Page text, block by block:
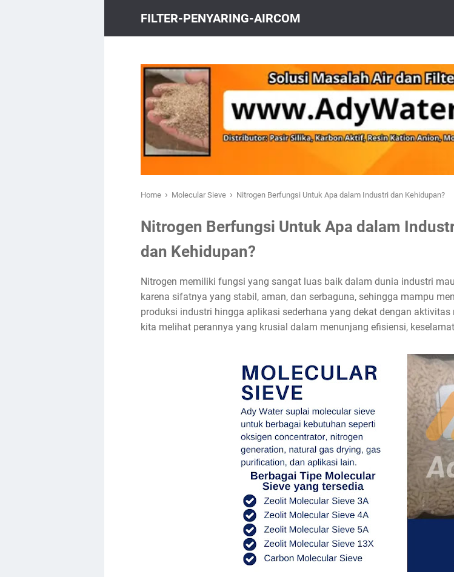
FILTER-PENYARING-AIRCOM
Home › Molecular Sieve › Nitrogen Berfungsi Untuk Apa dalam Industri dan Kehidupan?
Nitrogen Berfungsi Untuk Apa dalam
dan Kehidupan?
Nitrogen memiliki fungsi yang sangat luas baik dalam dunia industri
karena sifatnya yang stabil, aman, dan serbaguna, sehingga mampu
produksi industri hingga aplikasi sederhana yang dekat dengan
kita melihat perannya yang krusial dalam menunjang efisiensi,